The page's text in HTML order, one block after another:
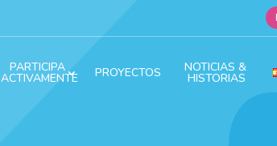
PARTICIPA
ACTIVAMENTE PROYECTOS NOTICIAS &
HISTORIAS